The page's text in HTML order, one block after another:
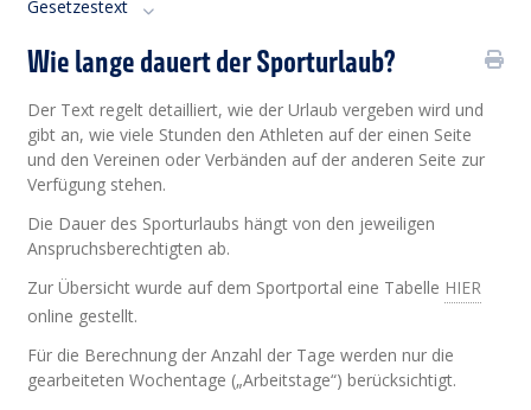
Gesetzestext
Wie lange dauert der Sporturlaub?
Der Text regelt detailliert, wie der Urlaub vergeben wird und
gibt an, wie viele Stunden den Athleten auf der einen Seite
und den Vereinen oder Verbänden auf der anderen Seite zur
Verfügung stehen.
Die Dauer des Sporturlaubs hängt von den jeweiligen
Anspruchsberechtigten ab.
Zur Übersicht wurde auf dem Sportportal eine Tabelle HIER
online gestellt.
Für die Berechnung der Anzahl der Tage werden nur die
gearbeiteten Wochentage („Arbeitstage“) berücksichtigt.